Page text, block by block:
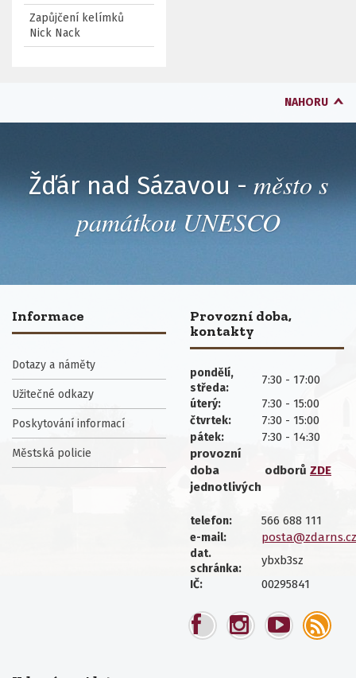
Zapůjčení kelímků
Nick Nack
NAHORU
Žďár nad Sázavou - město s
památkou UNESCO
Informace
Dotazy a náměty
Užitečné odkazy
Poskytování informací
Městská policie
Provozní doba,
kontakty
pondělí,
středa:
7:30 - 17:00
úterý: 7:30 - 15:00
čtvrtek: 7:30 - 15:00
pátek:
7:30 - 14:30
provozní
doba
jednotlivých
odborů ZDE
telefon: 566 688 111
e-mail: posta@zdarns.cz
dat.
schránka:
ybxb3sz
IČ: 00295841